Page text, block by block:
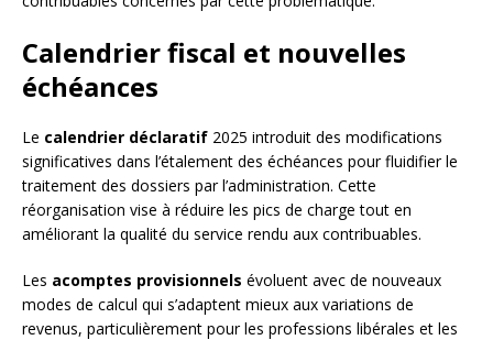
Calendrier fiscal et nouvelles
échéances
Le calendrier déclaratif 2025 introduit des modifications
significatives dans l’étalement des échéances pour fluidifier le
traitement des dossiers par l’administration. Cette
réorganisation vise à réduire les pics de charge tout en
améliorant la qualité du service rendu aux contribuables.
Les acomptes provisionnels évoluent avec de nouveaux
modes de calcul qui s’adaptent mieux aux variations de
revenus, particulièrement pour les professions libérales et les